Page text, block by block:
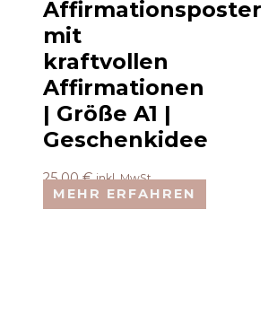
Affirmationsposter
mit
kraftvollen
Affirmationen
| Größe A1 |
Geschenkidee
25,00€ inkl. MwSt.
MEHR ERFAHREN